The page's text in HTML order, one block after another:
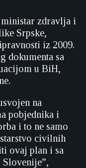
zdravlja i
Srpske,
iz 2009.
dokumenta sa
u BiH,
na
pobjednika i
i to ne samo
civilnih
ovaj plan i sa